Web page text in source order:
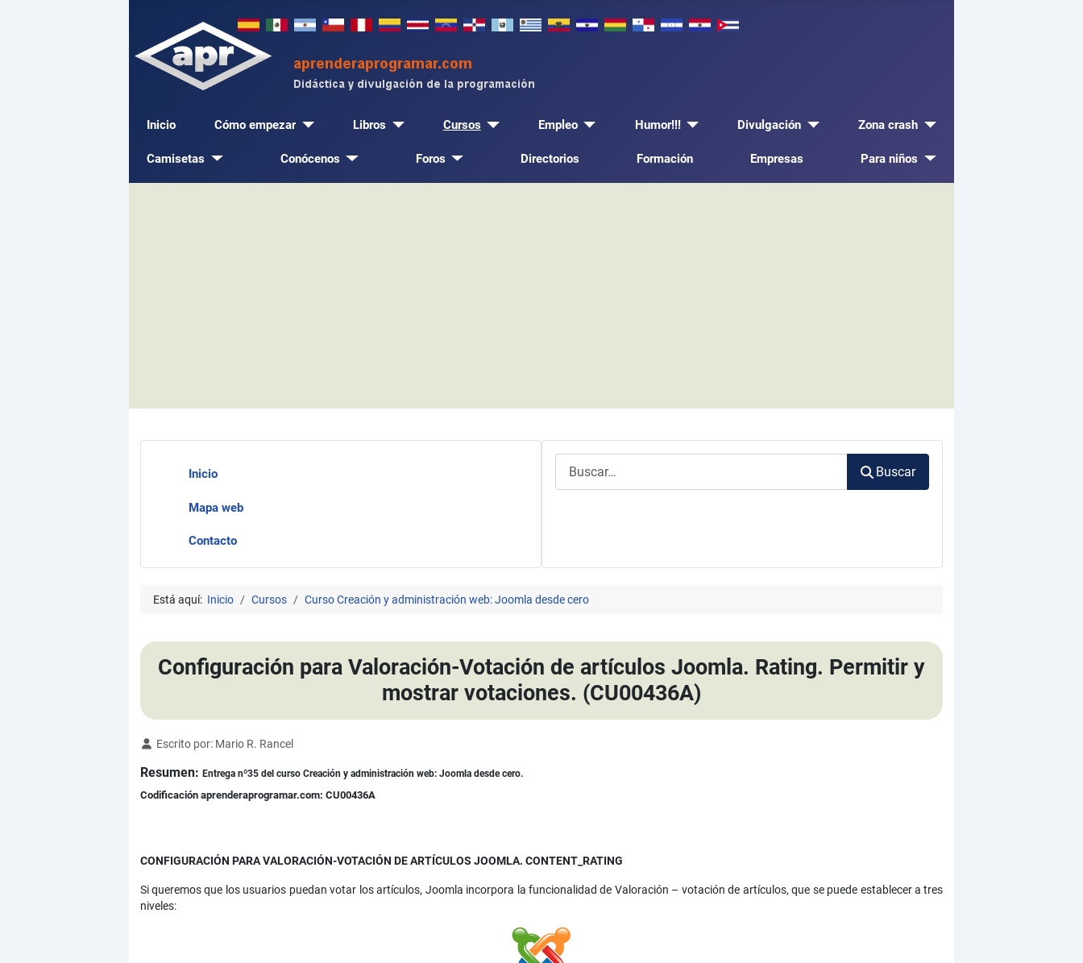
Inicio Cómo empezar Libros Cursos Empleo Humor!!! Divulgación Zona crash
Camisetas Conócenos Foros Directorios Formación Empresas Para niños
Inicio
Mapa web
Contacto
Buscar
Está aquí: Inicio Cursos Curso Creación y administración web: Joomla desde cero
Configuración para Valoración-Votación de artículos Joomla. Rating. Permitir y
mostrar votaciones. (CU00436A)
Detalles
Escrito por: Mario R. Rancel
Resumen: Entrega nº35 del curso Creación y administración web: Joomla desde cero.
Codificación aprenderaprogramar.com: CU00436A
CONFIGURACIÓN PARA VALORACIÓN-VOTACIÓN DE ARTÍCULOS JOOMLA. CONTENT_RATING
Si queremos que los usuarios puedan votar los artículos, Joomla incorpora la funcionalidad de Valoración – votación de artículos, que se puede establecer a tres
niveles: